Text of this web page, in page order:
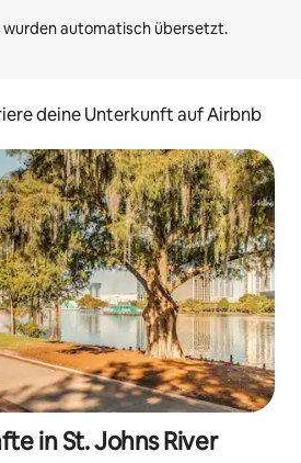
deine Unterkunft auf Airbnb
in St. Johns River